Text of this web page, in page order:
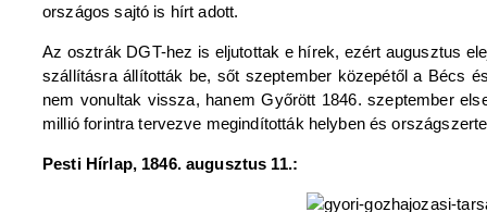
országos sajtó is hírt adott.
Az osztrák DGT-hez is eljutottak e hírek, ezért augusztus
szállításra állították be, sőt szeptember közepétől a Bécs
nem vonultak vissza, hanem Győrött 1846. szeptember
millió forintra tervezve megindították helyben és
Pesti Hírlap, 1846. augusztus 11.: